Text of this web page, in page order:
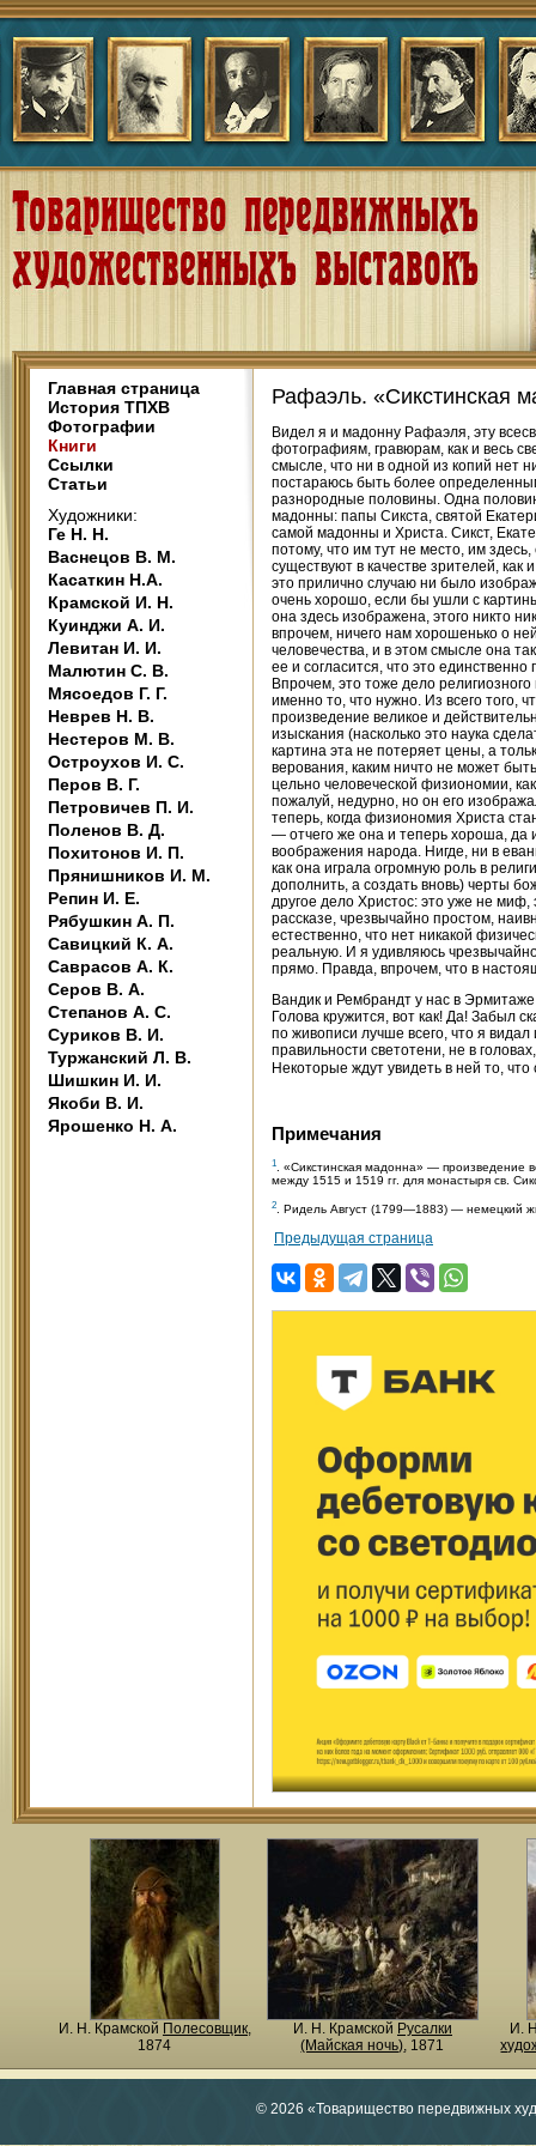
Главная страница
История ТПХВ
Фотографии
Книги
Ссылки
Статьи
Художники:
Ге Н. Н.
Васнецов В. М.
Касаткин Н.А.
Крамской И. Н.
Куинджи А. И.
Левитан И. И.
Малютин С. В.
Мясоедов Г. Г.
Неврев Н. В.
Нестеров М. В.
Остроухов И. С.
Перов В. Г.
Петровичев П. И.
Поленов В. Д.
Похитонов И. П.
Прянишников И. М.
Репин И. Е.
Рябушкин А. П.
Савицкий К. А.
Саврасов А. К.
Серов В. А.
Степанов А. С.
Суриков В. И.
Туржанский Л. В.
Шишкин И. И.
Якоби В. И.
Ярошенко Н. А.
Рафаэль. «Сикстинская
Видел я и мадонну Рафаэля, эту
фотографиям, гравюрам, как и весь
смысле, что ни в одной из копий нет
постараюсь быть более
разнородные половины. Одна
мадонны: папы Сикста, святой
самой мадонны и Христа. Сикст,
потому, что им тут не место, им
существуют в качестве зрителей, как
это прилично случаю ни было
очень хорошо, если бы ушли с
она здесь изображена, этого никто
впрочем, ничего нам хорошенько о
человечества, и в этом смысле она
ее и согласится, что это
Впрочем, это тоже дело
именно то, что нужно. Из всего того,
произведение великое и
изыскания (насколько это наука
картина эта не потеряет цены, а
верования, каким ничто не может
цельно человеческой физиономии,
пожалуй, недурно, но он его
теперь, когда физиономия Христа
— отчего же она и теперь хороша, да
воображения народа. Нигде, ни в
как она играла огромную роль в
дополнить, а создать вновь) черты
другое дело Христос: это уже не миф,
рассказе, чрезвычайно простом,
естественно, что нет никакой
реальную. И я удивляюсь
прямо. Правда, впрочем, что в
Вандик и Рембрандт у нас в
Голова кружится, вот как! Да! Забыл
по живописи лучше всего, что я
правильности светотени, не в
Некоторые ждут увидеть в ней то,
Примечания
1. «Сикстинская мадонна» — произведение
между 1515 и 1519 гг. для монастыря св.
2 . Ридель Август (1799—1883) — немецкий
Предыдущая страница
И. Н. Крамской Полесовщик,
1874
И. Н. Крамской Русалки
(Майская ночь), 1871
И.
© 2026 «Товарищество передвижных